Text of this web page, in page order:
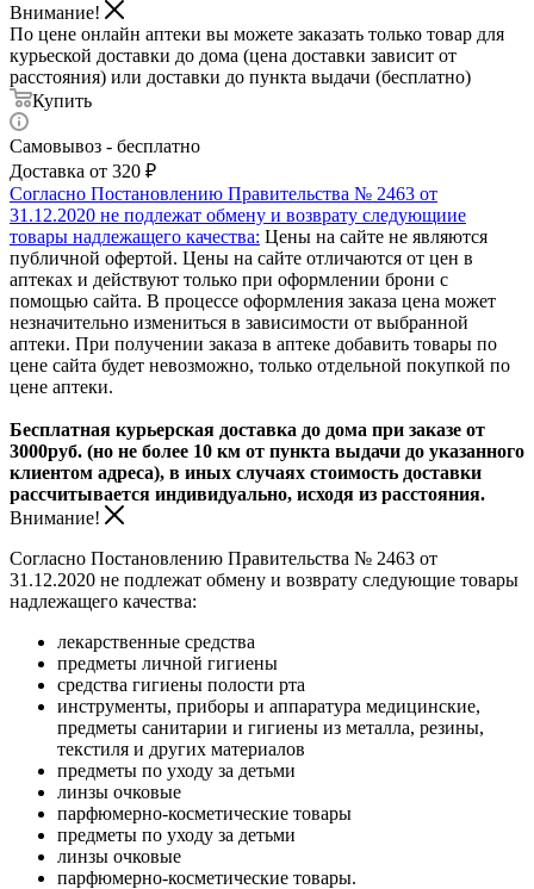
Внимание!
По цене онлайн аптеки вы можете заказать только товар для
курьеской доставки до дома (цена доставки зависит от
расстояния) или доставки до пункта выдачи (бесплатно)
Купить
Самовывоз - бесплатно
Доставка от 320 ₽
Согласно Постановлению Правительства № 2463 от
31.12.2020 не подлежат обмену и возврату следующиие
товары надлежащего качества: Цены на сайте не являются
публичной офертой. Цены на сайте отличаются от цен в
аптеках и действуют только при оформлении брони с
помощью сайта. В процессе оформления заказа цена может
незначительно измениться в зависимости от выбранной
аптеки. При получении заказа в аптеке добавить товары по
цене сайта будет невозможно, только отдельной покупкой по
цене аптеки.
Бесплатная курьерская доставка до дома при заказе от
3000руб. (но не более 10 км от пункта выдачи до указанного
клиентом адреса), в иных случаях стоимость доставки
рассчитывается индивидуально, исходя из расстояния.
Внимание!
Согласно Постановлению Правительства № 2463 от
31.12.2020 не подлежат обмену и возврату следующие товары
надлежащего качества:
лекарственные средства
предметы личной гигиены
средства гигиены полости рта
инструменты, приборы и аппаратура медицинские,
предметы санитарии и гигиены из металла, резины,
текстиля и других материалов
предметы по уходу за детьми
линзы очковые
парфюмерно-косметические товары
предметы по уходу за детьми
линзы очковые
парфюмерно-косметические товары.